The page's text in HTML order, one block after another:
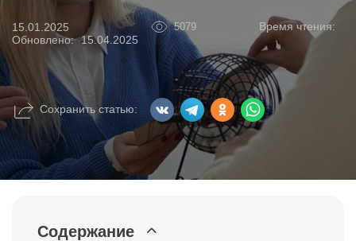
15.01.2025 5079
Время чтения:
Обновлено: 15.04.2025
Сохранить статью:
Содержание